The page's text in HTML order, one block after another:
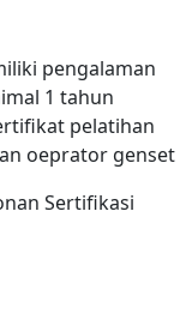
pengalaman
1 tahun
pelatihan
oeprator genset
Sertifikasi